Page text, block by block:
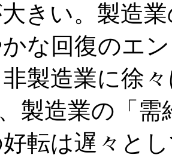
きい。製造
な回復のエ
製造業に徐
製造業の「需
転は遅々と